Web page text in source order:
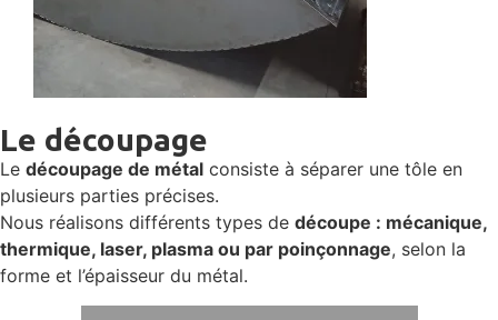
Le découpage
Le découpage de métal consiste à séparer une tôle en
plusieurs parties précises.
Nous réalisons différents types de découpe : mécanique,
thermique, laser, plasma ou par poinçonnage, selon la
forme et l’épaisseur du métal.